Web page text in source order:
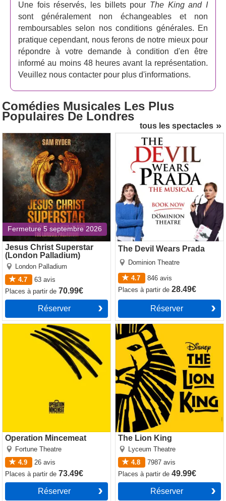
Scott Lehreret orchestrations deRobert Russell
Bennet
Réservez des places pour Le Roi et
moi.
Ne manquez pas cette comédie musicale classique de
Rodgers et Hammerstein lors de son retour à Londres.
Vous découvrirez des partitions musicales intemporelles,
de magnifiques costumes et une histoire inoubliable.
Une fois réservés, les billets pour The King and I
sont généralement non échangeables et non
remboursables selon nos conditions générales. En
pratique cependant, nous ferons de notre mieux pour
répondre à votre demande à condition d'en être
informé au moins 48 heures avant la représentation.
Veuillez nous contacter pour plus d'informations.
tous les spectacles
Comédies Musicales Les Plus
Populaires De Londres
Fermeture 5 septembre 2026
Jesus Christ Superstar
(London Palladium)
London Palladium
4.7
63 avis
Placesà partir de 70.99€
Réserver
Jesus Christ Superstar
(London Palladium)
The Devil Wears Prada
Dominion Theatre
4.7 846 avis
Placesà partir de28.49€
Réserver
The Devil Wears Prada
Operation Mincemeat
Fortune Theatre
4.9
26 avis
Placesà partir de 73.49€
Réserver
Operation Mincemeat
The Lion King
Lyceum Theatre
4.8
7987 avis
Placesà partir de49.99€
Réserver
The Lion King